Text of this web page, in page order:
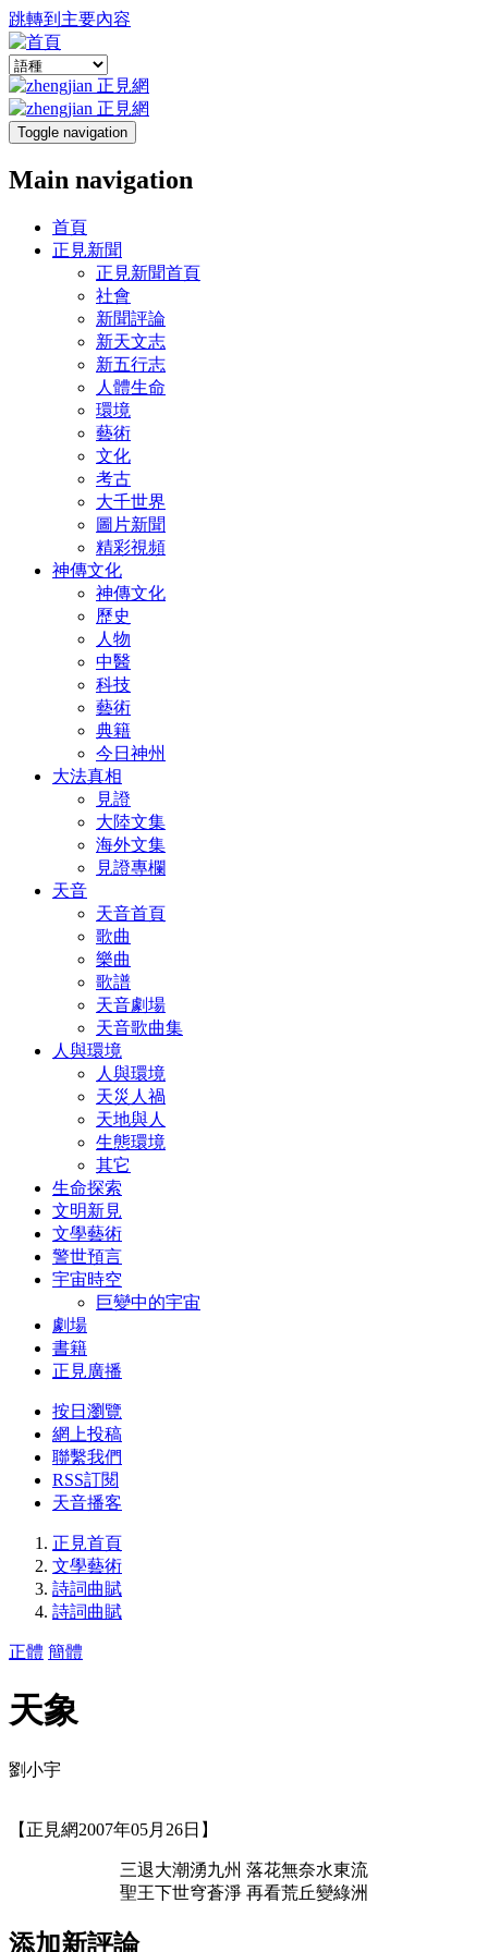
跳轉到主要內容
Toggle navigation
Main navigation
首頁
正見新聞
正見新聞首頁
社會
新聞評論
新天文志
新五行志
人體生命
環境
藝術
文化
考古
大千世界
圖片新聞
精彩視頻
神傳文化
神傳文化
歷史
人物
中醫
科技
藝術
典籍
今日神州
大法真相
見證
大陸文集
海外文集
見證專欄
天音
天音首頁
歌曲
樂曲
歌譜
天音劇場
天音歌曲集
人與環境
人與環境
天災人禍
天地與人
生態環境
其它
生命探索
文明新見
文學藝術
警世預言
宇宙時空
巨變中的宇宙
劇場
書籍
正見廣播
按日瀏覽
網上投稿
聯繫我們
RSS訂閱
天音播客
正見首頁
文學藝術
詩詞曲賦
詩詞曲賦
正體 簡體
天象
劉小宇
【正見網2007年05月26日】
三退大潮湧九州 落花無奈水東流
聖王下世穹蒼淨 再看荒丘變綠洲
添加新評論